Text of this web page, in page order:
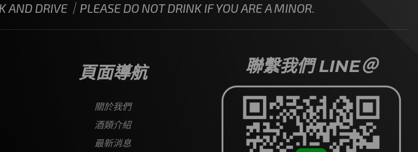
AND DRIVE｜PLEASE DO NOT DRINK IF YOU ARE A MINOR.
頁面導航
關於我們
酒類介紹
最新消息
聯繫我們 LINE＠